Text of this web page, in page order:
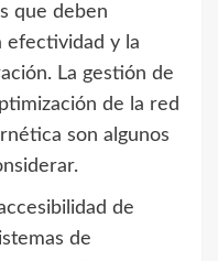
que deben
efectividad y la
La gestión de
de la red
son algunos
de
de